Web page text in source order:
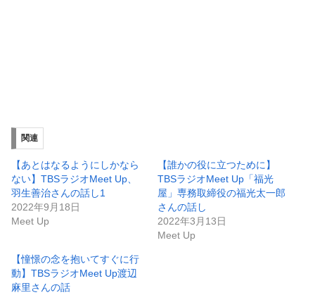
関連
【あとはなるようにしかなら
ない】TBSラジオMeet Up、
羽生善治さんの話し1
2022年9月18日
Meet Up
【誰かの役に立つために】
TBSラジオMeet Up「福光
屋」専務取締役の福光太一郎
さんの話し
2022年3月13日
Meet Up
【憧憬の念を抱いてすぐに行
動】TBSラジオMeet Up渡辺
麻里さんの話